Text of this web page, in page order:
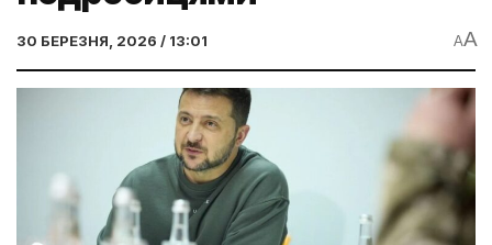
30 БЕРЕЗНЯ, 2026 / 13:01 AA